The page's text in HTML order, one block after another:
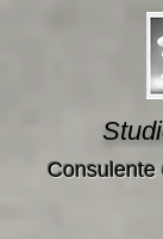
Consulente